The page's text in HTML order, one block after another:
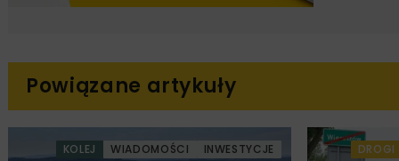
Powiązane artykuły
KOLEJ WIADOMOŚCI INWESTYCJE DROGI